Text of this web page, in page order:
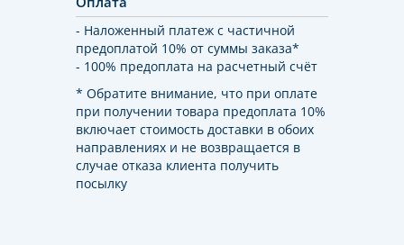
- Наложенный платеж с частичной
предоплатой 10% от суммы заказа*
- 100% предоплата на расчетный счёт
* Обратите внимание, что при оплате
при получении товара предоплата 10%
включает стоимость доставки в обоих
направлениях и не возвращается в
случае отказа клиента получить
посылку